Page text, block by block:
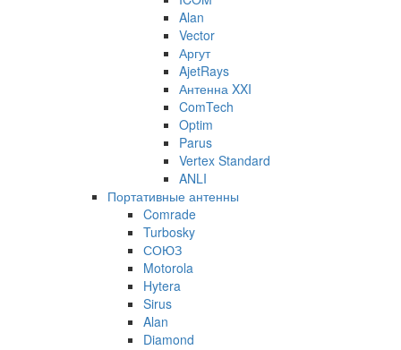
Alan
Vector
Аргут
AjetRays
Антенна XXI
ComTech
Optim
Parus
Vertex Standard
ANLI
Портативные антенны
Comrade
Turbosky
СОЮЗ
Motorola
Hytera
Sirus
Alan
Diamond